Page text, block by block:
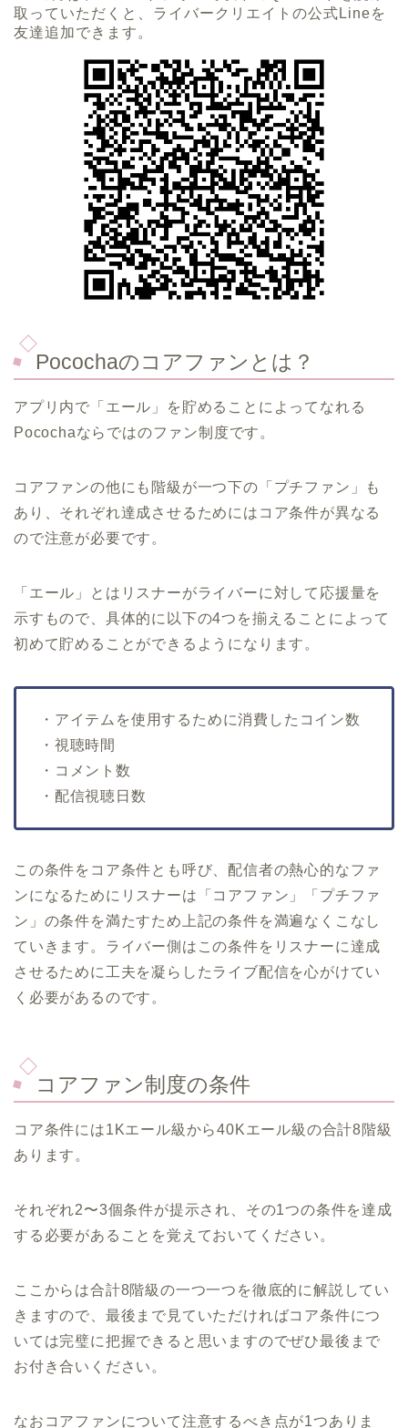
取っていただくと、ライバークリエイトの公式Lineを
友達追加できます。
Pocochaのコアファンとは？
アプリ内で「エール」を貯めることによってなれる
Pocochaならではのファン制度です。
コアファンの他にも階級が一つ下の「プチファン」も
あり、それぞれ達成させるためにはコア条件が異なる
ので注意が必要です。
「エール」とはリスナーがライバーに対して応援量を
示すもので、具体的に以下の4つを揃えることによって
初めて貯めることができるようになります。
・アイテムを使用するために消費したコイン数
・視聴時間
・コメント数
・配信視聴日数
この条件をコア条件とも呼び、配信者の熱心的なファ
ンになるためにリスナーは「コアファン」「プチファ
ン」の条件を満たすため上記の条件を満遍なくこなし
ていきます。ライバー側はこの条件をリスナーに達成
させるために工夫を凝らしたライブ配信を心がけてい
く必要があるのです。
コアファン制度の条件
コア条件には1Kエール級から40Kエール級の合計8階級
あります。
それぞれ2〜3個条件が提示され、その1つの条件を達成
する必要があることを覚えておいてください。
ここからは合計8階級の一つ一つを徹底的に解説してい
きますので、最後まで見ていただければコア条件につ
いては完璧に把握できると思いますのでぜひ最後まで
お付き合いください。
なおコアファンについて注意するべき点が1つありま